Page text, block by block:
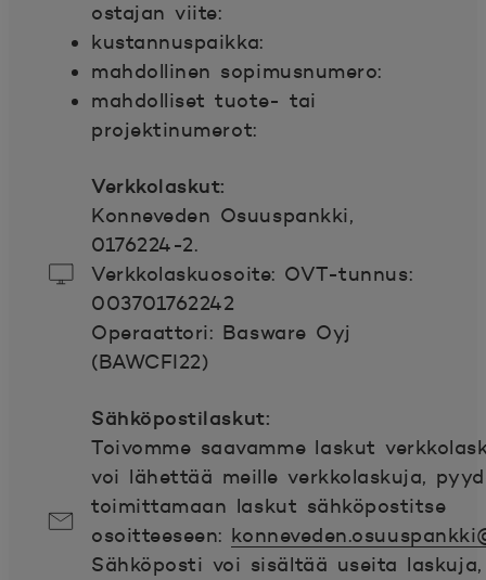
ostajan viite:
kustannuspaikka:
mahdollinen sopimusnumero:
mahdolliset tuote- tai
projektinumerot:
Verkkolaskut:
Konneveden Osuuspankki,
0176224-2.
Verkkolaskuosoite: OVT-tunnus:
003701762242
Operaattori: Basware Oyj
(BAWCFI22)
Sähköpostilaskut:
Toivomme saavamme laskut
voi lähettää meille verkkolaskuja,
toimittamaan laskut sähköpostitse
osoitteeseen:
Sähköposti voi sisältää useita